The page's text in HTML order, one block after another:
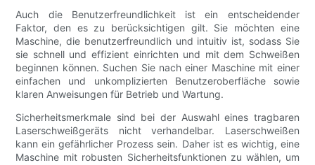
Auch die Benutzerfreundlichkeit ist ein entscheidender
Faktor, den es zu berücksichtigen gilt. Sie möchten eine
Maschine, die benutzerfreundlich und intuitiv ist, sodass Sie
sie schnell und effizient einrichten und mit dem Schweißen
beginnen können. Suchen Sie nach einer Maschine mit einer
einfachen und unkomplizierten Benutzeroberfläche sowie
klaren Anweisungen für Betrieb und Wartung.
Sicherheitsmerkmale sind bei der Auswahl eines tragbaren
Laserschweißgeräts nicht verhandelbar. Laserschweißen
kann ein gefährlicher Prozess sein. Daher ist es wichtig, eine
Maschine mit robusten Sicherheitsfunktionen zu wählen, um